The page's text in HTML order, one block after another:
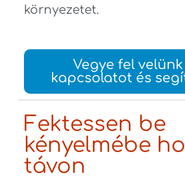
környezetet.
Vegye fel
kapcsolatot és
Fektessen be
kényelmébe
távon